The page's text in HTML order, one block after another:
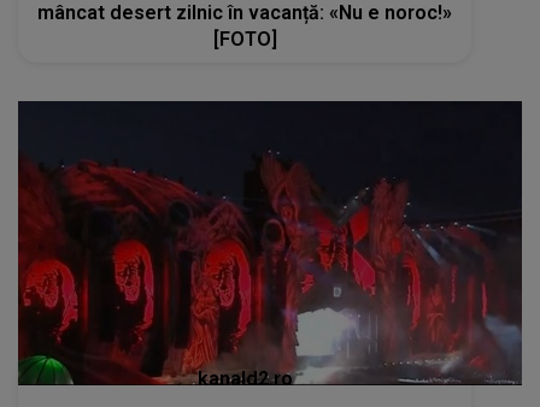
mâncat desert zilnic în vacanță: «Nu e noroc!»
[FOTO]
kanald2.ro